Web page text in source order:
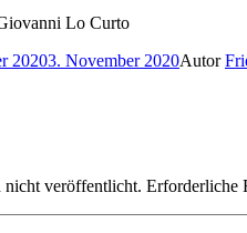
20203. November 2020Autor
veröffentlicht. Erforderliche